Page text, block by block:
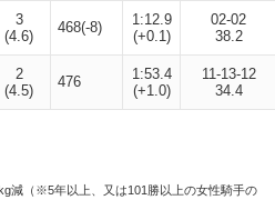
3
(4.6)
468(-8)
1:12.9
(+0.1)
02-02
38.2
2
(4.5)
476
1:53.4
(+1.0)
11-13-12
34.4
減（※5年以上、又は101勝以上の女性騎手の